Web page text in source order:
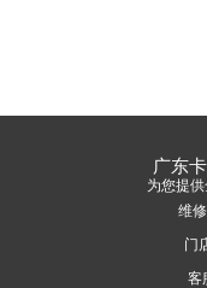
广东
为您提
维
门
客